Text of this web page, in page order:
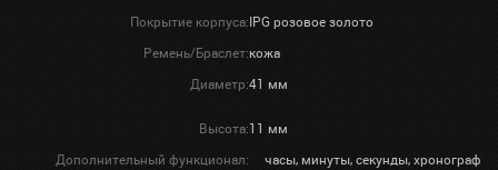
Покрытие корпуса:IPG розовое золото
Ремень/Браслет:кожа
Диаметр:41 мм
Высота:11 мм
Дополнительный функционал:
часы, минуты, секунды, хронограф